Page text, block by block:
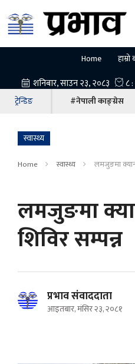
Home हाम्रो
ट्रेन्डिङ #नेपाली काङ्ग्रेस
स्वास्थ्य
Home स्वास्थ्य लमजुङमा
लमजुङमा
शिविर सम्पन्न
प्रभाव संवाददाता
आइतबार, मंसिर २३, २०८१